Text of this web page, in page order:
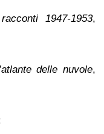
1947-1953,
delle nuvole,